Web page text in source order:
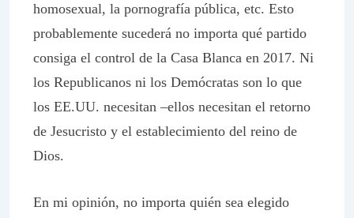
homosexual, la pornografía pública, etc. Esto
probablemente sucederá no importa qué partido
consiga el control de la Casa Blanca en 2017. Ni
los Republicanos ni los Demócratas son lo que
los EE.UU. necesitan –ellos necesitan el retorno
de Jesucristo y el establecimiento del reino de
Dios.
En mi opinión, no importa quién sea elegido